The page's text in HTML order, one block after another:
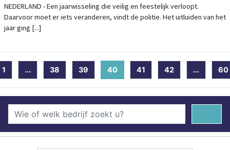
NEDERLAND - Een jaarwisseling die veilig en feestelijk verloopt.
Daarvoor moet er iets veranderen, vindt de politie. Het uitluiden van het
jaar ging [...]
1 ... 38 39 40 (current)
41 42 ... 60